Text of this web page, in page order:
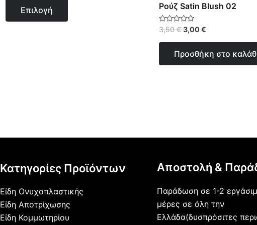
Επιλογή Ρούζ Satin Blush 02
Βαθμολογήθηκε
με
0
3,50€3,00€
Προσθήκη στο
Κατηγορίες Προϊόντων
Είδη Ονυχοπλαστικής
Είδη Αποτρίχωσης
Είδη Κομμωτηρίου
Αποστολή &
Παράδωση σε 1-2
μέρες σε όλη την
Ελλάδα(δυσπρόσιτες